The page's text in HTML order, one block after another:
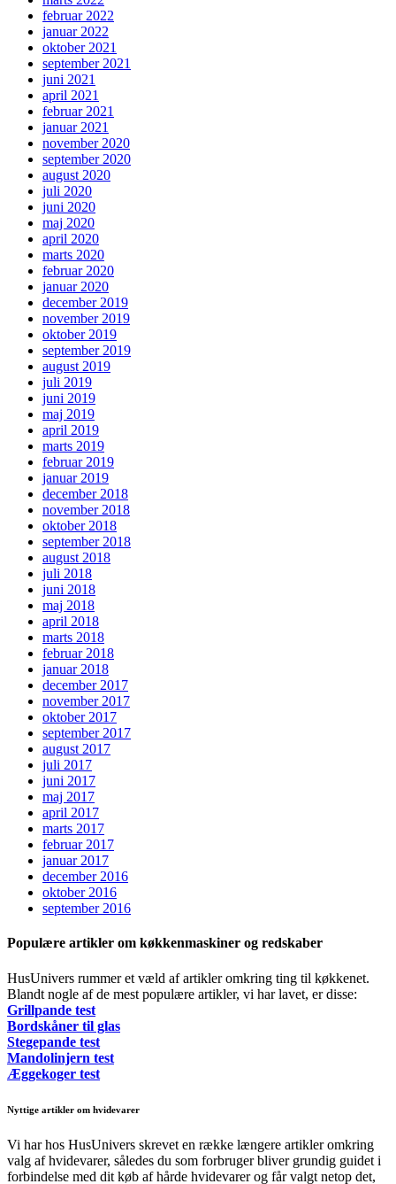
februar 2022
januar 2022
oktober 2021
september 2021
juni 2021
april 2021
februar 2021
januar 2021
november 2020
september 2020
august 2020
juli 2020
juni 2020
maj 2020
april 2020
marts 2020
februar 2020
januar 2020
december 2019
november 2019
oktober 2019
september 2019
august 2019
juli 2019
juni 2019
maj 2019
april 2019
marts 2019
februar 2019
januar 2019
december 2018
november 2018
oktober 2018
september 2018
august 2018
juli 2018
juni 2018
maj 2018
april 2018
marts 2018
februar 2018
januar 2018
december 2017
november 2017
oktober 2017
september 2017
august 2017
juli 2017
juni 2017
maj 2017
april 2017
marts 2017
februar 2017
januar 2017
december 2016
oktober 2016
september 2016
Populære artikler om køkkenmaskiner og redskaber
HusUnivers rummer et væld af artikler omkring ting til køkkenet.
Blandt nogle af de mest populære artikler, vi har lavet, er disse:
Grillpande test
Bordskåner til glas
Stegepande test
Mandolinjern test
Æggekoger test
Nyttige artikler om hvidevarer
Vi har hos HusUnivers skrevet en række længere artikler omkring
valg af hvidevarer, således du som forbruger bliver grundig guidet i
forbindelse med dit køb af hårde hvidevarer og får valgt netop det,